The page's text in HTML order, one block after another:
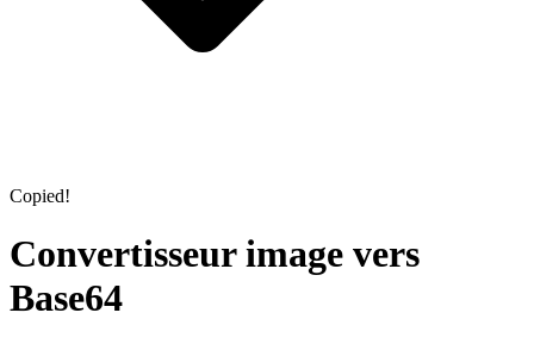
Copied!
Convertisseur image vers
Base64